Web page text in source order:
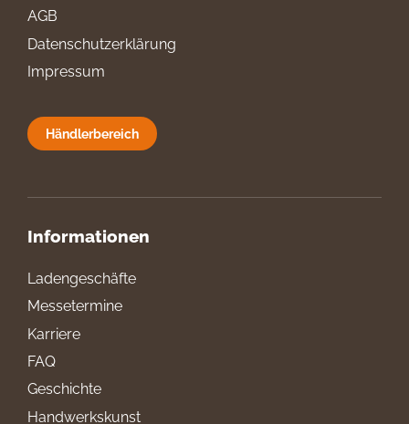
AGB
Datenschutzerklärung
Impressum
Händlerbereich
Informationen
Ladengeschäfte
Messetermine
Karriere
FAQ
Geschichte
Handwerkskunst